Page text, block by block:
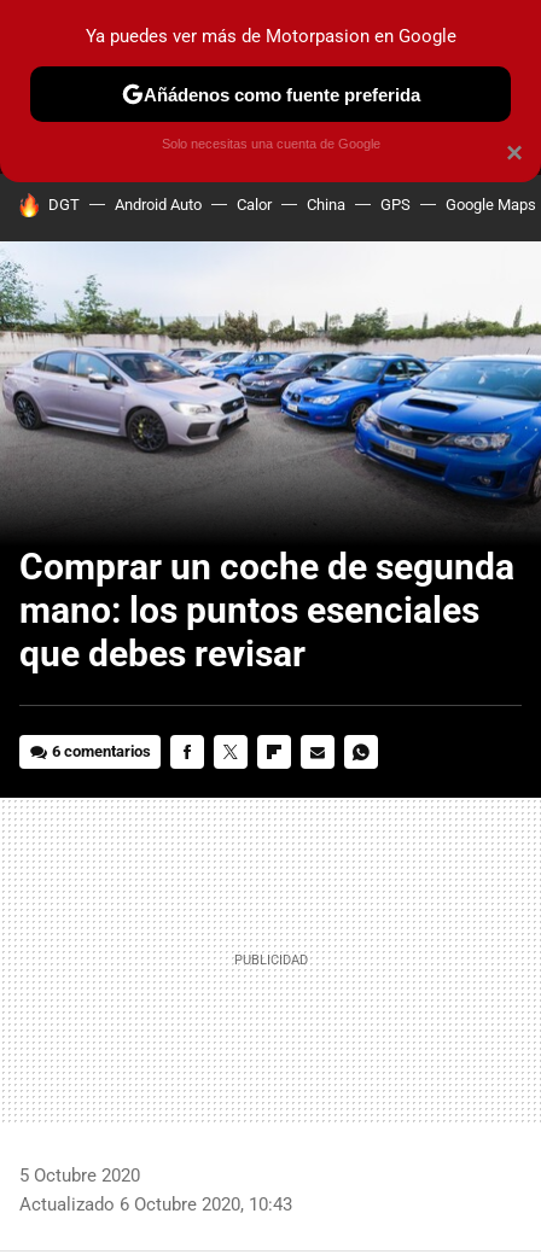
MENÚ NUEVO
COCHES ELÉCTRICOS OBSERVATORIO
HOY SE HABLA DE
DGT Android Auto Calor China GPS Google Maps
Comprar un coche de segunda
mano: los puntos esenciales
que debes revisar
6 comentarios
MAIL
5 Octubre 2020
Actualizado 6 Octubre 2020, 10:43
×
Ya puedes ver más de Motorpasion en Google
Añádenos como fuente preferida
Solo necesitas una cuenta de Google